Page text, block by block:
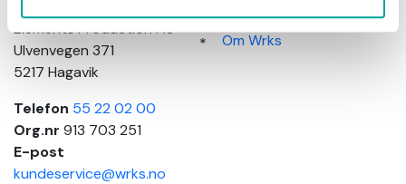
Elements Production AS
Ulvenvegen 371
5217 Hagavik
Telefon 55 22 02 00
Org.nr 913 703 251
E-post
kundeservice@wrks.no
Kundeservice
Om Wrks